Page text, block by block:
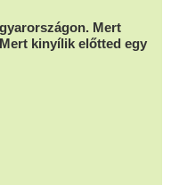
Mert
kinyílik előtted egy